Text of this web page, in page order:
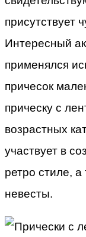
присутствует
Интересный
применялся
причесок
прическу с
возрастных
участвует в
ретро стиле,
невесты.